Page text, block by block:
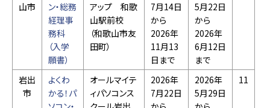
山市
ン・総務
経理事
務科
（入学
願書）
アップ 和歌
山駅前校
（和歌山市友
田町）
7月14日
から
2026年
11月13
日まで
5月22日
から
2026年
6月12日
まで
岩出
市
よくわ
かる！パ
オールマイテ
ィパソコンス
2026年
7月22日
2026年
5月29日
11